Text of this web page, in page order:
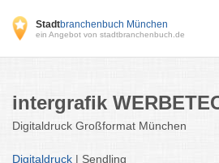
Stadtbranchenbuch München
ein Angebot von stadtbranchenbuch.de
intergrafik
Digitaldruck Großformat München
Digitaldruck | Sendling